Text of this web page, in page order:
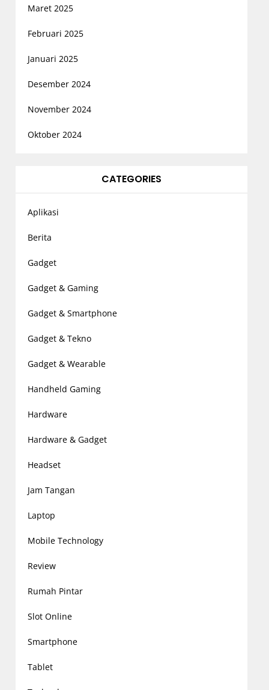
Maret 2025
Februari 2025
Januari 2025
Desember 2024
November 2024
Oktober 2024
CATEGORIES
Aplikasi
Berita
Gadget
Gadget & Gaming
Gadget & Smartphone
Gadget & Tekno
Gadget & Wearable
Handheld Gaming
Hardware
Hardware & Gadget
Headset
Jam Tangan
Laptop
Mobile Technology
Review
Rumah Pintar
Slot Online
Smartphone
Tablet